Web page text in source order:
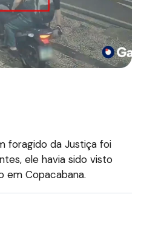
foragido da Justiça foi
ele havia sido visto
em Copacabana.